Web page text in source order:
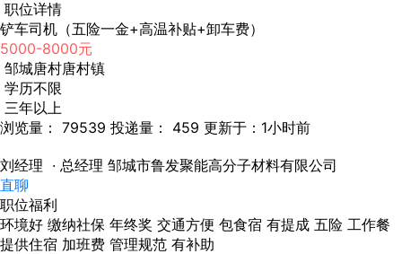
职位详情
铲车司机（五险一金+高温补贴+卸车费）
5000-8000元
邹城唐村唐村镇
学历不限
三年以上
浏览量： 79539 投递量： 459 更新于：1小时前
刘经理 · 总经理 邹城市鲁发聚能高分子材料有限公司
直聊
职位福利
环境好 缴纳社保 年终奖 交通方便 包食宿 有提成 五险 工作餐
提供住宿 加班费 管理规范 有补助